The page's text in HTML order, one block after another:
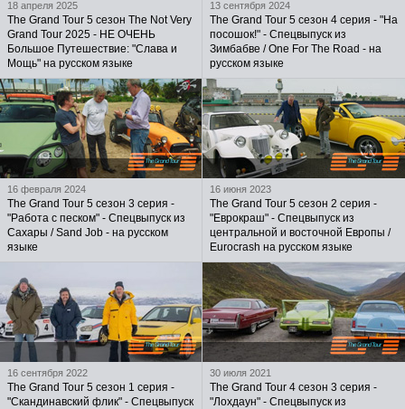
18 апреля 2025
The Grand Tour 5 сезон The Not Very
Grand Tour 2025 - НЕ ОЧЕНЬ
Большое Путешествие: "Слава и
Мощь" на русском языке
13 сентября 2024
The Grand Tour 5 сезон 4 серия - "На
посошок!" - Спецвыпуск из
Зимбабве / One For The Road - на
русском языке
16 февраля 2024
The Grand Tour 5 сезон 3 серия -
"Работа с песком" - Спецвыпуск из
Сахары / Sand Job - на русском
языке
16 июня 2023
The Grand Tour 5 сезон 2 серия -
"Еврокраш" - Спецвыпуск из
центральной и восточной Европы /
Eurocrash на русском языке
16 сентября 2022
The Grand Tour 5 сезон 1 серия -
"Скандинавский флик" - Спецвыпуск
30 июля 2021
The Grand Tour 4 сезон 3 серия -
"Лохдаун" - Спецвыпуск из